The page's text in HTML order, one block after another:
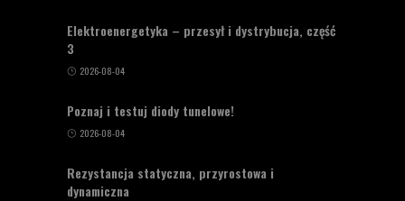
Elektroenergetyka – przesył i dystrybucja, część
3
2026-08-04
Poznaj i testuj diody tunelowe!
2026-08-04
Rezystancja statyczna, przyrostowa i
dynamiczna